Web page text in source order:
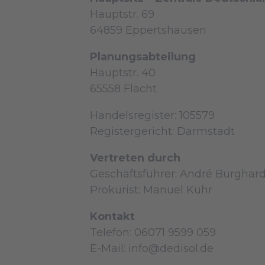
Hauptstr. 69
64859 Eppertshausen
Planungsabteilung
Hauptstr. 40
65558 Flacht
Handelsregister: 105579
Registergericht: Darmstadt
Vertreten durch
Geschäftsführer: André
Prokurist: Manuel Kühr
Kontakt
Telefon: 06071 9599 059
E-Mail: info@dedisol.de